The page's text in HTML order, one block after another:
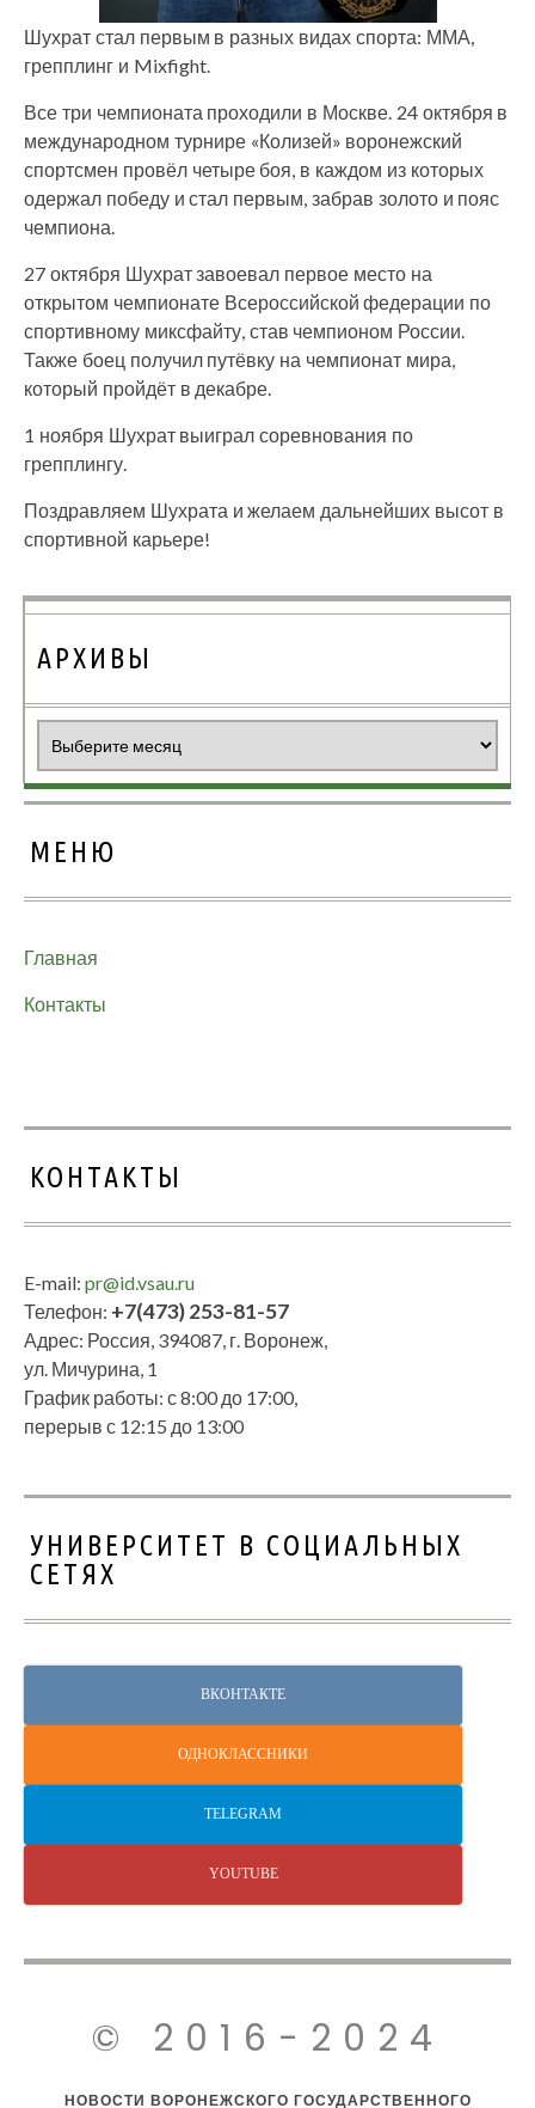
Шухрат стал первым в разных видах спорта: ММА,
грепплинг и Mixfight.
Все три чемпионата проходили в Москве. 24 октября в
международном турнире «Колизей» воронежский
спортсмен провёл четыре боя, в каждом из которых
одержал победу и стал первым, забрав золото и пояс
чемпиона.
27 октября Шухрат завоевал первое место на
открытом чемпионате Всероссийской федерации по
спортивному миксфайту, став чемпионом России.
Также боец получил путёвку на чемпионат мира,
который пройдёт в декабре.
1 ноября Шухрат выиграл соревнования по
грепплингу.
Поздравляем Шухрата и желаем дальнейших высот в
спортивной карьере!
АРХИВЫ
МЕНЮ
Главная
Контакты
КОНТАКТЫ
E-mail: pr@id.vsau.ru
Телефон: +7(473) 253-81-57
Адрес: Россия, 394087, г. Воронеж,
ул. Мичурина, 1
График работы: с 8:00 до 17:00,
перерыв с 12:15 до 13:00
УНИВЕРСИТЕТ В СОЦИАЛЬНЫХ
СЕТЯХ
ВКОНТАКТЕ
ОДНОКЛАССНИКИ
TELEGRAM
YOUTUBE
© 2016-2024
НОВОСТИ ВОРОНЕЖСКОГО ГОСУДАРСТВЕННОГО